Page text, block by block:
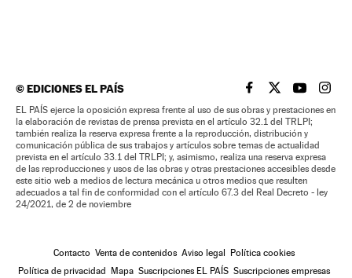
©EDICIONES EL PAÍS EL PAÍS BRASIL EN
EL PAÍSEL PAÍS
EL
EL PAÍS ejerce la oposición expresa frente al uso de sus obras y prestaciones en
la elaboración de revistas de prensa prevista en el artículo 32.1 del TRLPI;
también realiza la reserva expresa frente a la reproducción, distribución y
comunicación pública de sus trabajos y artículos sobre temas de actualidad
prevista en el artículo 33.1 del TRLPI; y, asimismo, realiza una reserva expresa
de las reproducciones y usos de las obras y otras prestaciones accesibles desde
este sitio web a medios de lectura mecánica u otros medios que resulten
adecuados a tal fin de conformidad con el artículo 67.3 del Real Decreto - ley
24/2021, de 2 de noviembre
Contacto Venta de contenidos Aviso legal Política cookies
Política de privacidad Mapa Suscripciones EL PAÍS Suscripciones empresas